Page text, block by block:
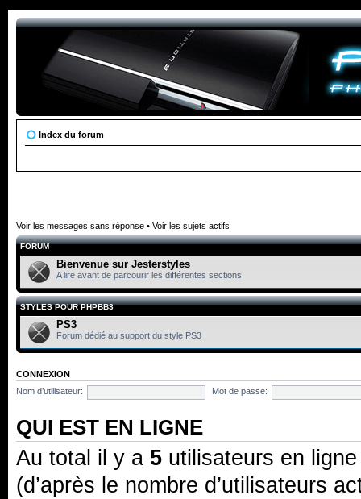
Index du forum
Voir les messages sans réponse • Voir les sujets actifs
FORUM
Bienvenue sur Jesterstyles
A lire avant de parcourir les différentes sections
STYLES POUR PHPBB3
PS3
Forum dédié au support du style PS3
CONNEXION
Nom d’utilisateur:
Mot de passe:
QUI EST EN LIGNE
Au total il y a 5 utilisateurs en
(d’après le nombre d’utilisateurs